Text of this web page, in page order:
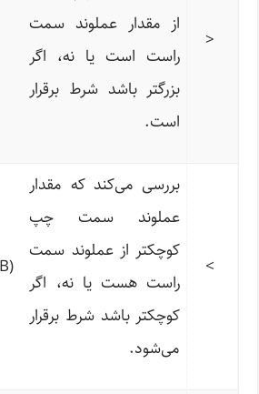
<
از مقدار عملوند سمت
راست است یا نه، اگر
بزرگتر باشد شرط برقرار
است.
>
بررسی می‌کند که مقدار
عملوند سمت چپ
کوچکتر از عملوند سمت
راست هست یا نه، اگر
کوچکتر باشد شرط برقرار
می‌شود.
(A < B) درست است.